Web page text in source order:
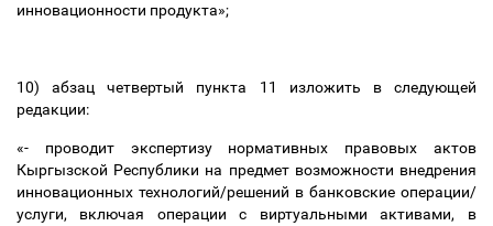
инновационности продукта»;
10) абзац четвертый пункта 11 изложить в следующей
редакции:
«- проводит экспертизу нормативных правовых актов
Кыргызской Республики на предмет возможности внедрения
инновационных технологий/решений в банковские операции/
услуги, включая операции с виртуальными активами, в